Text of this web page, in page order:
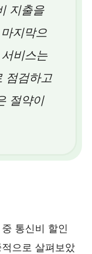
지출을
지막으
비스는
점검하고
절약이
통신비 할인
으로 살펴보았